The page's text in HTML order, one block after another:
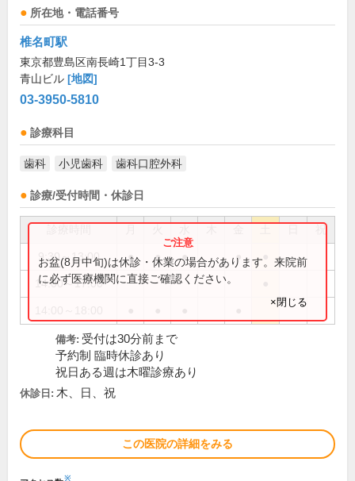
所在地・電話番号
椎名町駅
東京都豊島区南長崎1丁目3-3
青山ビル [地図]
03-3950-5810
診療科目
歯科 小児歯科 歯科口腔外科
診療/受付時間・休診日
祝
9:30～13:00 ● ● ● ●
14:00～17:00
お盆(8月中旬)は休診・休業の場合があります。来院前
に必ず医療機関に直接ご確認ください。
×閉じる
備考: 受付は30分前まで
予約制 臨時休診あり
祝日ある週は木曜診療あり
休診日: 木、日、祝
この医院の詳細をみる
※